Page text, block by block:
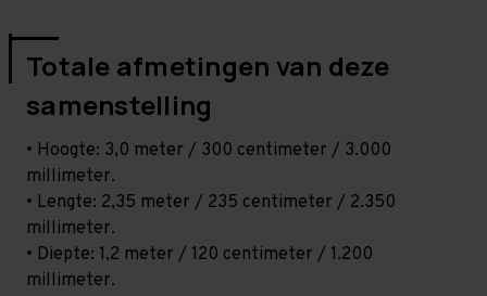
Totale afmetingen van deze
samenstelling
• Hoogte: 3,0 meter / 300 centimeter / 3.000
millimeter.
• Lengte: 2,35 meter / 235 centimeter / 2.350
millimeter.
• Diepte: 1,2 meter / 120 centimeter / 1.200
millimeter.